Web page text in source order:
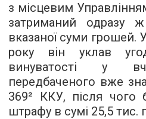
з місцевим
затриманий одразу
вказаної суми грошей.
року він уклав
винуватості у
передбаченого вже
369² ККУ, після чого
штрафу в сумі 25,5 тис.